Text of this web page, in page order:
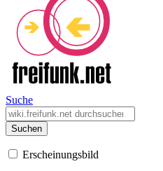
Suche
Suchen
Erscheinungsbild